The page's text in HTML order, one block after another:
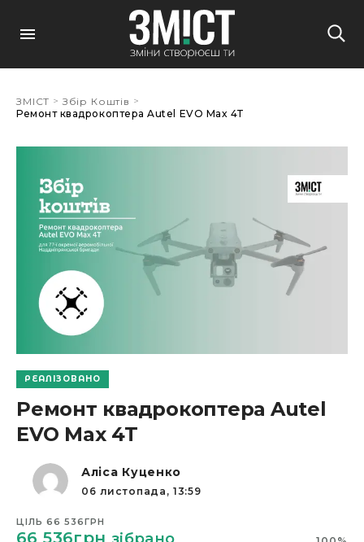
ЗМІСТ > Збір Коштів >
Ремонт квадрокоптера Autel EVO Max 4T
РЕАЛІЗОВАНО
Ремонт квадрокоптера Autel
EVO Max 4T
Аліса Куценко
06 листопада, 13:59
ЦІЛЬ 66 536ГРН
66 536грн
Alina Digtyar
26 Січня, 13:50
04 Лютого, 13:21
Alina Digtyar
05 Лютого, 16:30
Alina Digtyar
07 Лютого, 10:59
Alina Digtyar
10 Лютого, 21:50
Alina Digtyar
14 Лютого, 18:52
Alina Digtyar
15 Лютого, 14:35
Alina Digtyar
Alina Digtyar